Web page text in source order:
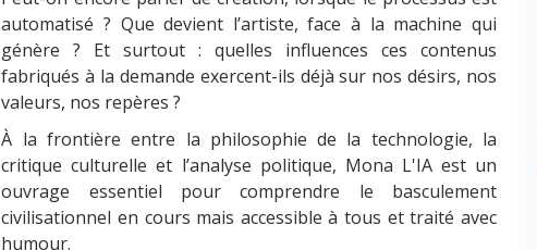
automatisé ? Que devient l’artiste, face à la machine qui
génère ? Et surtout : quelles influences ces contenus
fabriqués à la demande exercent-ils déjà sur nos désirs, nos
valeurs, nos repères ?
À la frontière entre la philosophie de la technologie, la
critique culturelle et l’analyse politique, Mona L'IA est un
ouvrage essentiel pour comprendre le basculement
civilisationnel en cours mais accessible à tous et traité avec
humour.